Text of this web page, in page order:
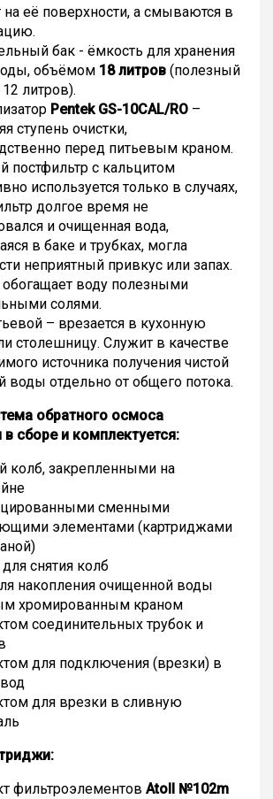
её поверхности, а смываются в
бак - ёмкость для хранения
объёмом 18 литров (полезный
литров).
Pentek GS-10CAL/RO –
ступень очистки,
перед питьевым краном.
постфильтр с кальцитом
используется только в случаях,
долгое время не
и очищенная вода,
в баке и трубках, могла
неприятный привкус или запах.
обогащает воду полезными
солями.
– врезается в кухонную
столешницу. Служит в качестве
источника получения чистой
воды отдельно от общего потока.
обратного осмоса
в сборе и комплектуется:
колб, закрепленными на
сменными
элементами (картриджами
снятия колб
накопления очищенной воды
хромированным краном
соединительных трубок и
для подключения (врезки) в
для врезки в сливную
фильтроэлементов Atoll №102m